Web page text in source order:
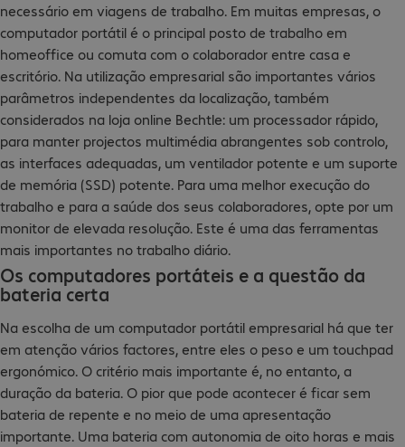
necessário em viagens de trabalho. Em muitas empresas, o
computador portátil é o principal posto de trabalho em
homeoffice ou comuta com o colaborador entre casa e
escritório. Na utilização empresarial são importantes vários
parâmetros independentes da localização, também
considerados na loja online Bechtle: um processador rápido,
para manter projectos multimédia abrangentes sob controlo,
as interfaces adequadas, um ventilador potente e um suporte
de memória (SSD) potente. Para uma melhor execução do
trabalho e para a saúde dos seus colaboradores, opte por um
monitor de elevada resolução. Este é uma das ferramentas
mais importantes no trabalho diário.
Os computadores portáteis e a questão da
bateria certa
Na escolha de um computador portátil empresarial há que ter
em atenção vários factores, entre eles o peso e um touchpad
ergonómico. O critério mais importante é, no entanto, a
duração da bateria. O pior que pode acontecer é ficar sem
bateria de repente e no meio de uma apresentação
importante. Uma bateria com autonomia de oito horas e mais